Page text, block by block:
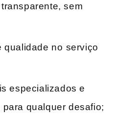
sem
qualidade no⁣ serviço
especializados ​e
​para ​qualquer desafio;